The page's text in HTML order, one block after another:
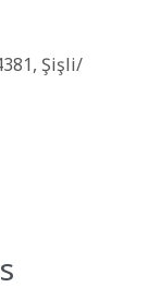
Şişli/